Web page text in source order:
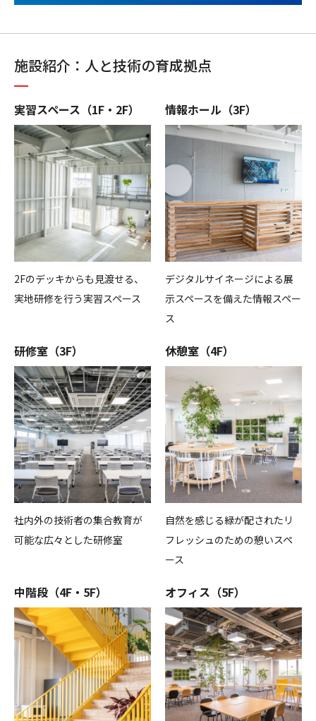
施設紹介：人と技術の育成拠点
実習スペース（1F・2F）
2Fのデッキからも見渡せる、
実地研修を行う実習スペース
情報ホール（3F）
デジタルサイネージによる展
示スペースを備えた情報スペー
ス
研修室（3F）
社内外の技術者の集合教育が
可能な広々とした研修室
休憩室（4F）
自然を感じる緑が配されたリ
フレッシュのための憩いスペ
ース
中階段（4F・5F） オフィス（5F）